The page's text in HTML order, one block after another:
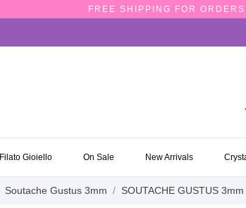
FREE SHIPPING FOR
Filato Gioiello On Sale New Arrivals
Soutache Gustus 3mm SOUTACHE GUSTUS